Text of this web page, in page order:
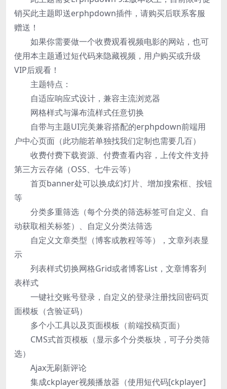
销买此主题即送erphpdown插件，请购买后联系客服
赠送！
如果你需要做一个收费观看视频电影的网站，也可
使用本主题通过短代码来隐藏视频，用户购买或升级
VIP后观看！
主题特点：
自适应响应式设计，兼容主流浏览器
网格样式与瀑布流样式任意切换
自带与主题UI完美兼容搭配的erphpdown前端用
户中心页面（此功能若单独找我们定制也需要几百）
收费付费下载资源、付费查看内容，上传文件支持
第三方云存储（OSS、七牛云等）
首页banner处可以换成幻灯片、增加搜索框、按钮
等
分类多重筛选（每个分类的筛选标签可自定义、自
动获取相关标签）、自定义分类法筛选
自定义文章类型（博客或教程等等），文章列表显
示
列表样式切换网格Grid或者博客List，文章博客列
表样式
一键社交账号登录，自定义的登录注册找回密码页
面模板（含验证码）
多个小工具以及页面模板（前端投稿页面）
CMS式首页模板（显示多个分类板块，可子分类筛
选）
Ajax无刷新评论
集成ckplayer视频播放器（使用短代码[ckplayer]